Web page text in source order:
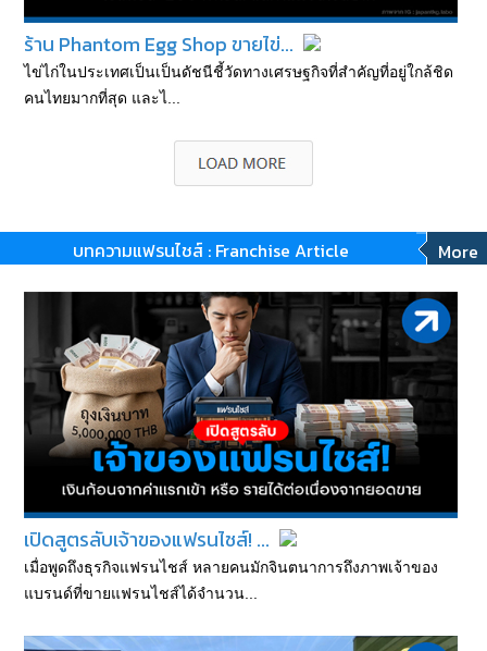
ร้าน Phantom Egg Shop ขายไข่...
ไข่ไก่ในประเทศเป็นเป็นดัชนีชี้วัดทางเศรษฐกิจที่สำคัญที่อยู่ใกล้ชิด
คนไทยมากที่สุด และไ...
บทความแฟรนไชส์ : Franchise Article More
เปิดสูตรลับเจ้าของแฟรนไชส์! ...
เมื่อพูดถึงธุรกิจแฟรนไชส์ หลายคนมักจินตนาการถึงภาพเจ้าของ
แบรนด์ที่ขายแฟรนไชส์ได้จำนวน...